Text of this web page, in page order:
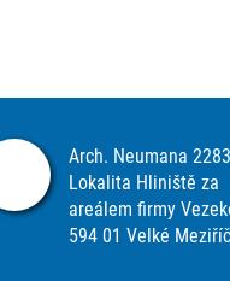
Arch. Neumana
Lokalita Hliniště za
areálem firmy
594 01 Velké